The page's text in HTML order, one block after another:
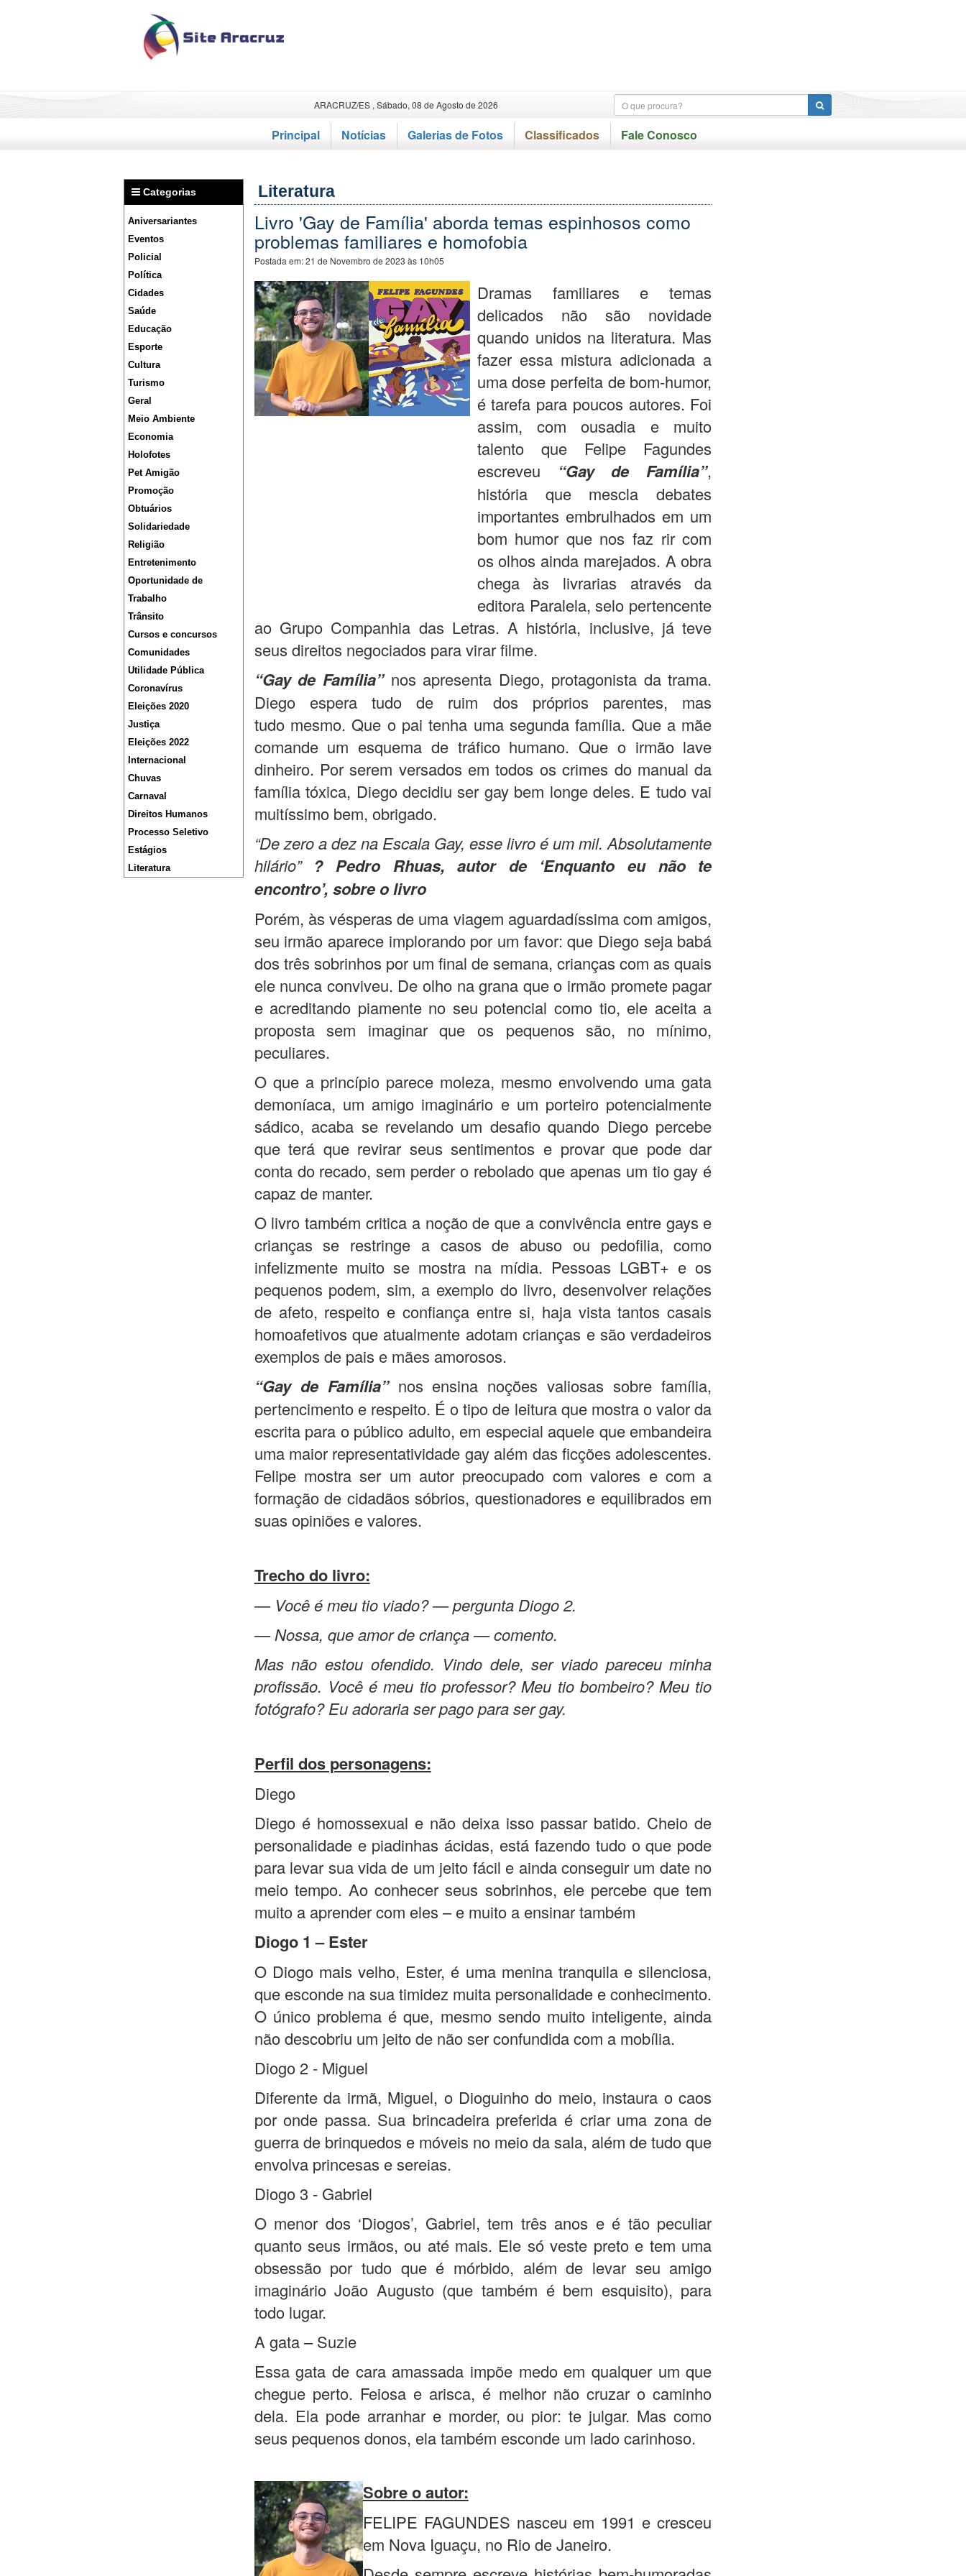
ARACRUZ/ES , Sábado, 08 de Agosto de 2026
Principal Notícias Galerias de Fotos Classificados Fale Conosco
Categorias
Aniversariantes
Eventos
Policial
Política
Cidades
Saúde
Educação
Esporte
Cultura
Turismo
Geral
Meio Ambiente
Economia
Holofotes
Pet Amigão
Promoção
Obtuários
Solidariedade
Religião
Entretenimento
Oportunidade de
Trabalho
Trânsito
Cursos e concursos
Comunidades
Utilidade Pública
Coronavírus
Eleições 2020
Justiça
Eleições 2022
Internacional
Chuvas
Carnaval
Direitos Humanos
Processo Seletivo
Estágios
Literatura
Literatura
Livro 'Gay de Família' aborda temas espinhosos como
problemas familiares e homofobia
Postada em:21 de Novembro de 2023 às 10h05
Dramas familiares e temas
delicados não são novidade
quando unidos na literatura. Mas
fazer essa mistura adicionada a
uma dose perfeita de bom-humor,
é tarefa para poucos autores. Foi
assim, com ousadia e muito
talento que Felipe Fagundes
escreveu
“Gay de Família”,
história que mescla debates
importantes embrulhados em um
bom humor que nos faz rir com
os olhos ainda marejados. A obra
chega às livrarias através da
editora Paralela, selo pertencente
ao Grupo Companhia das Letras. A história, inclusive, já teve
seus direitos negociados para virar filme.
“Gay de Família”nos apresenta Diego, protagonista da trama.
Diego espera tudo de ruim dos próprios parentes, mas
tudo mesmo. Que o pai tenha uma segunda família. Que a mãe
comande um esquema de tráfico humano. Que o irmão lave
dinheiro. Por serem versados em todos os crimes do manual da
família tóxica, Diego decidiu ser gay bem longe deles. E tudo vai
muitíssimo bem, obrigado.
“De zero a dez na Escala Gay, esse livro é um mil. Absolutamente
hilário” ? Pedro Rhuas, autor de ‘Enquanto eu não te
encontro’, sobre o livro
Porém, às vésperas de uma viagem aguardadíssima com amigos,
seu irmão aparece implorando por um favor: que Diego seja babá
dos três sobrinhos por um final de semana, crianças com as quais
ele nunca conviveu. De olho na grana que o irmão promete pagar
e acreditando piamente no seu potencial como tio, ele aceita a
proposta sem imaginar que os pequenos são, no mínimo,
peculiares.
O que a princípio parece moleza, mesmo envolvendo uma gata
demoníaca, um amigo imaginário e um porteiro potencialmente
sádico, acaba se revelando um desafio quando Diego percebe
que terá que revirar seus sentimentos e provar que pode dar
conta do recado, sem perder o rebolado que apenas um tio gay é
capaz de manter.
O livro também critica a noção de que a convivência entre gays e
crianças se restringe a casos de abuso ou pedofilia, como
infelizmente muito se mostra na mídia. Pessoas LGBT+ e os
pequenos podem, sim, a exemplo do livro, desenvolver relações
de afeto, respeito e confiança entre si, haja vista tantos casais
homoafetivos que atualmente adotam crianças e são verdadeiros
exemplos de pais e mães amorosos.
“Gay de Família”nos ensina noções valiosas sobre família,
pertencimento e respeito. É o tipo de leitura que mostra o valor da
escrita para o público adulto, em especial aquele que embandeira
uma maior representatividade gay além das ficções adolescentes.
Felipe mostra ser um autor preocupado com valores e com a
formação de cidadãos sóbrios, questionadores e equilibrados em
suas opiniões e valores.
Trecho do livro:
— Você é meu tio viado? — pergunta Diogo 2.
— Nossa, que amor de criança — comento.
Mas não estou ofendido. Vindo dele, ser viado pareceu minha
profissão. Você é meu tio professor? Meu tio bombeiro? Meu tio
fotógrafo? Eu adoraria ser pago para ser gay.
Perfil dos personagens:
Diego
Diego é homossexual e não deixa isso passar batido. Cheio de
personalidade e piadinhas ácidas, está fazendo tudo o que pode
para levar sua vida de um jeito fácil e ainda conseguir um date no
meio tempo. Ao conhecer seus sobrinhos, ele percebe que tem
muito a aprender com eles – e muito a ensinar também
Diogo 1 – Ester
O Diogo mais velho, Ester, é uma menina tranquila e silenciosa,
que esconde na sua timidez muita personalidade e conhecimento.
O único problema é que, mesmo sendo muito inteligente, ainda
não descobriu um jeito de não ser confundida com a mobília.
Diogo 2 - Miguel
Diferente da irmã, Miguel, o Dioguinho do meio, instaura o caos
por onde passa. Sua brincadeira preferida é criar uma zona de
guerra de brinquedos e móveis no meio da sala, além de tudo que
envolva princesas e sereias.
Diogo 3 - Gabriel
O menor dos ‘Diogos’, Gabriel, tem três anos e é tão peculiar
quanto seus irmãos, ou até mais. Ele só veste preto e tem uma
obsessão por tudo que é mórbido, além de levar seu amigo
imaginário João Augusto (que também é bem esquisito), para
todo lugar.
A gata – Suzie
Essa gata de cara amassada impõe medo em qualquer um que
chegue perto. Feiosa e arisca, é melhor não cruzar o caminho
dela. Ela pode arranhar e morder, ou pior: te julgar. Mas como
seus pequenos donos, ela também esconde um lado carinhoso.
Sobre o autor:
FELIPE FAGUNDES nasceu em 1991 e cresceu
em Nova Iguaçu, no Rio de Janeiro.